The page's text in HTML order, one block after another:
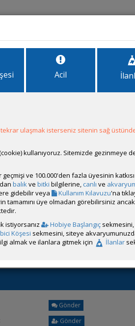
Aktif
07 Şubat 2025 23:24
0 (Son 6 Ay)
ve İlanlarını Gör
Konuları Gör
Kaldır
Gönder
Gönder
Acil
ulaşmak isterseniz sitenin sağ
kullanıyoruz. Sitemizde gezinmeye
ve 100.000'den fazla üyesinin
dan balıkve bitki bilgilerine, canlı ve
gidebilir veya
Kullanım Kılavuzu'na
tamamını üye olmadan görebilirsiniz
istiyorsanız
Hobiye Başlangıç
Köşesi sekmesini, siteye
almak ve ilanlara gitmek için İlanlar